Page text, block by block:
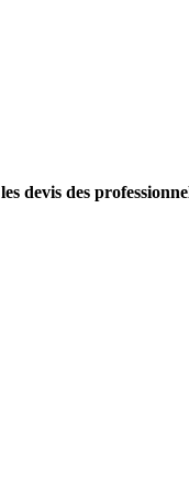
les devis des